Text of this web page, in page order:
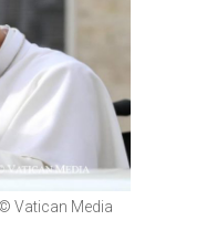
Vatican Media